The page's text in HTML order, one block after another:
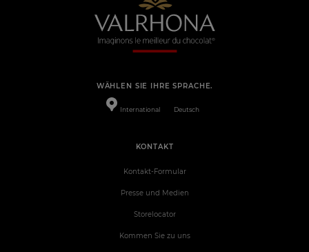
WÄHLEN SIE IHRE SPRACHE.
International Deutsch
KONTAKT
Kontakt-Formular
Presse und Medien
Storelocator
Kommen Sie zu uns